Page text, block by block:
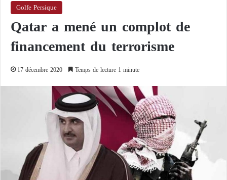
Golfe Persique
Qatar a mené un complot de
financement du terrorisme
17 décembre 2020 Temps de lecture 1 minute